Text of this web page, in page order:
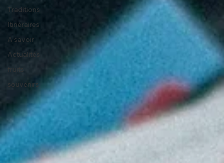
Traditions
Itinéraires
A savoir
Actualités
fruits
souvenirs